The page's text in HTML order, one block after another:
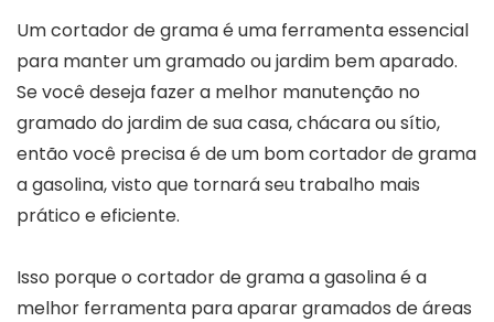
Um cortador de grama é uma ferramenta essencial
para manter um gramado ou jardim bem aparado.
Se você deseja fazer a melhor manutenção no
gramado do jardim de sua casa, chácara ou sítio,
então você precisa é de um bom cortador de grama
a gasolina, visto que tornará seu trabalho mais
prático e eficiente.
Isso porque o cortador de grama a gasolina é a
melhor ferramenta para aparar gramados de áreas